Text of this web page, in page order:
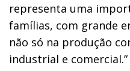
representa uma
famílias, com grande
não só na produção
industrial e comercial.”